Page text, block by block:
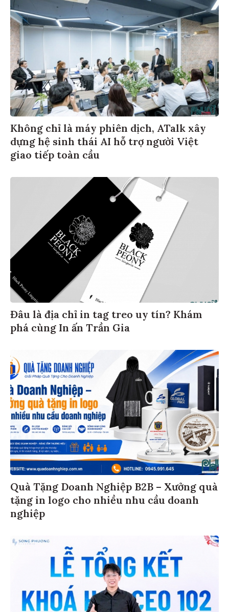
Không chỉ là máy phiên dịch, ATalk xây
dựng hệ sinh thái AI hỗ trợ người Việt
giao tiếp toàn cầu
Đâu là địa chỉ in tag treo uy tín? Khám
phá cùng In ấn Trần Gia
Quà Tặng Doanh Nghiệp B2B – Xưởng quà
tặng in logo cho nhiều nhu cầu doanh
nghiệp